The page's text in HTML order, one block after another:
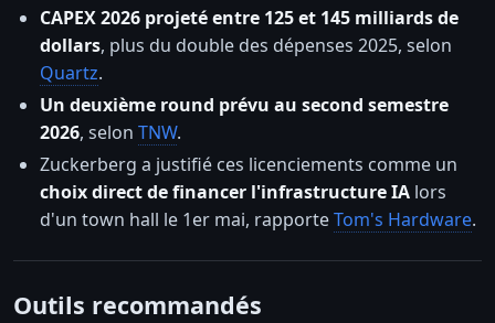
CAPEX 2026 projeté entre 125 et 145 milliards de
dollars, plus du double des dépenses 2025, selon
Quartz.
Un deuxième round prévu au second semestre
2026, selon TNW.
Zuckerberg a justifié ces licenciements comme un
choix direct de financer l'infrastructure IA lors
d'un town hall le 1er mai, rapporteTom's Hardware.
Outils recommandés